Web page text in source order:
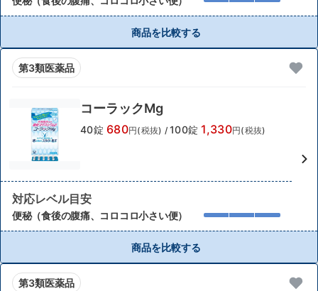
商品を比較する
第3類医薬品
コーラックMg
40錠 680円(税抜) / 100錠 1,330円(税抜)
対応レベル目安
便秘（食後の腹痛、コロコロ小さい便）
商品を比較する
第3類医薬品